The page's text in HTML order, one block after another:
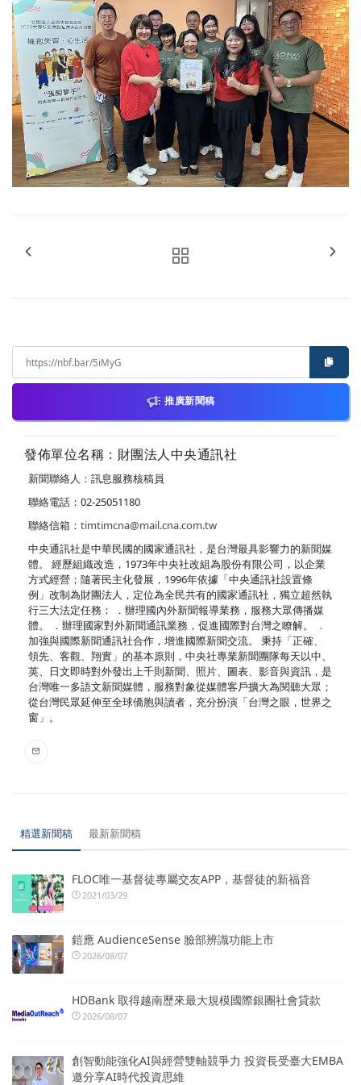
推廣新聞稿
發佈單位名稱：財團法人中央通訊社
新聞聯絡人：訊息服務核稿員
聯絡電話：02-25051180
聯絡信箱： timtimcna@mail.cna.com.tw
中央通訊社是中華民國的國家通訊社，是台灣最具影響力的新聞媒
體。 經歷組織改造，1973年中央社改組為股份有限公司，以企業
方式經營；隨著民主化發展，1996年依據「中央通訊社設置條
例」改制為財團法人，定位為全民共有的國家通訊社，獨立超然執
行三大法定任務： ．辦理國內外新聞報導業務，服務大眾傳播媒
體。 ．辦理國家對外新聞通訊業務，促進國際對台灣之瞭解。 ．
加強與國際新聞通訊社合作，增進國際新聞交流。 秉持「正確、
領先、客觀、翔實」的基本原則，中央社專業新聞團隊每天以中、
英、日文即時對外發出上千則新聞、照片、圖表、影音與資訊，是
台灣唯一多語文新聞媒體，服務對象從媒體客戶擴大為閱聽大眾；
從台灣民眾延伸至全球僑胞與讀者，充分扮演「台灣之眼，世界之
窗」。
精選新聞稿 最新新聞稿
FLOC唯一基督徒專屬交友APP，基督徒的新福音
2021/03/29
鎧應 AudienceSense 臉部辨識功能上市
2026/08/07
HDBank 取得越南歷來最大規模國際銀團社會貸款
2026/08/07
創智動能強化AI與經營雙軸競爭力 投資長受臺大EMBA
邀分享AI時代投資思維